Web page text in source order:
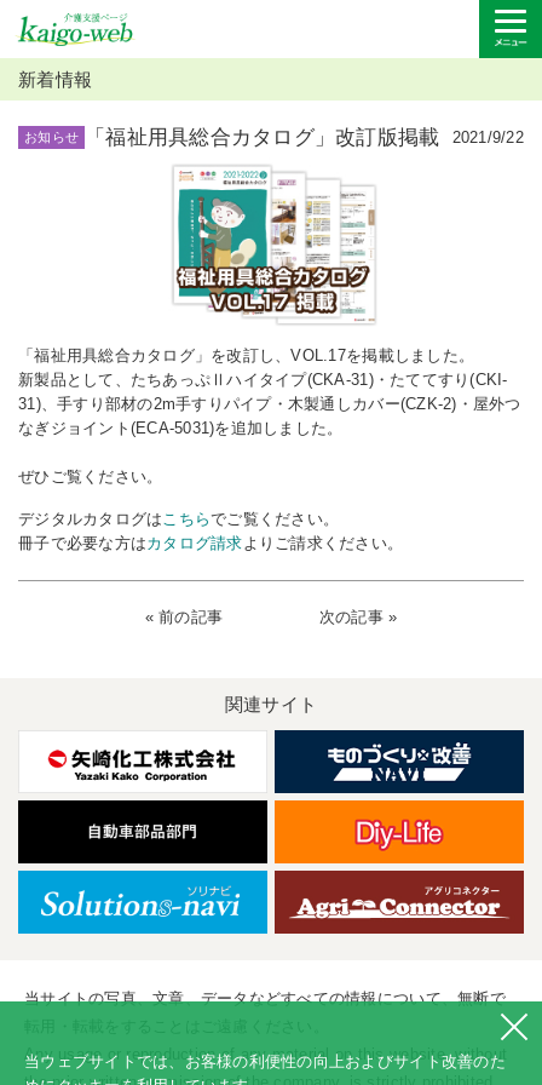
新着情報
お知らせ 2021/9/22
「福祉用具総合カタログ」改訂版掲載
「福祉用具総合カタログ」を改訂し、VOL.17を掲載しました。
新製品として、たちあっぷⅡハイタイプ(CKA-31)・たててすり(CKI-
31)、手すり部材の2m手すりパイプ・木製通しカバー(CZK-2)・屋外つ
なぎジョイント(ECA-5031)を追加しました。
ぜひご覧ください。
デジタルカタログはこちらでご覧ください。
冊子で必要な方はカタログ請求よりご請求ください。
« 前の記事 次の記事 »
関連サイト
当サイトの写真、文章、データなどすべての情報について、無断で
Any usage or reproduction of any material on this website, without
当ウェブサイトでは、お客様の利便性の向上およびサイト改善のた